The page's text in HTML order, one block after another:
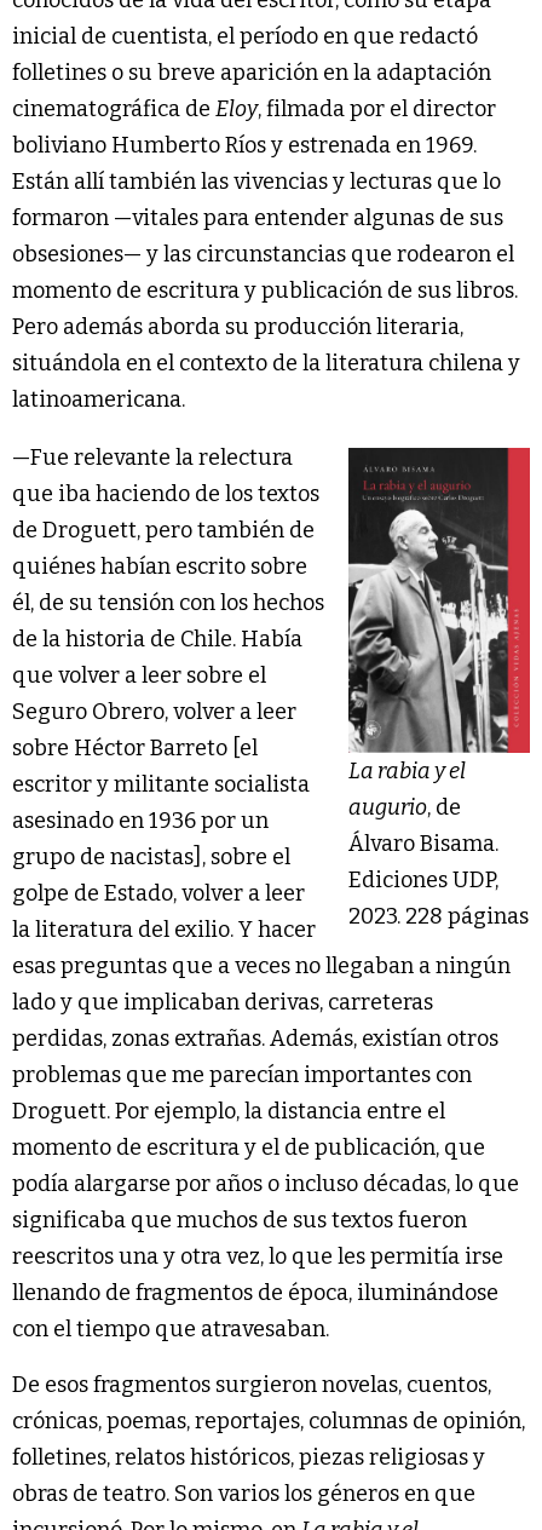
inicial de cuentista, el período en que redactó
folletines o su breve aparición en la adaptación
cinematográfica de Eloy, filmada por el director
boliviano Humberto Ríos y estrenada en 1969.
Están allí también las vivencias y lecturas que lo
formaron —vitales para entender algunas de sus
obsesiones— y las circunstancias que rodearon el
momento de escritura y publicación de sus libros.
Pero además aborda su producción literaria,
situándola en el contexto de la literatura chilena y
latinoamericana.
La rabia y el
augurio, de
Álvaro Bisama.
Ediciones UDP,
2023. 228 páginas
—Fue relevante la relectura
que iba haciendo de los textos
de Droguett, pero también de
quiénes habían escrito sobre
él, de su tensión con los hechos
de la historia de Chile. Había
que volver a leer sobre el
Seguro Obrero, volver a leer
sobre Héctor Barreto [el
escritor y militante socialista
asesinado en 1936 por un
grupo de nacistas], sobre el
golpe de Estado, volver a leer
la literatura del exilio. Y hacer
esas preguntas que a veces no llegaban a ningún
lado y que implicaban derivas, carreteras
perdidas, zonas extrañas. Además, existían otros
problemas que me parecían importantes con
Droguett. Por ejemplo, la distancia entre el
momento de escritura y el de publicación, que
podía alargarse por años o incluso décadas, lo que
significaba que muchos de sus textos fueron
reescritos una y otra vez, lo que les permitía irse
llenando de fragmentos de época, iluminándose
con el tiempo que atravesaban.
De esos fragmentos surgieron novelas, cuentos,
crónicas, poemas, reportajes, columnas de opinión,
folletines, relatos históricos, piezas religiosas y
obras de teatro. Son varios los géneros en que